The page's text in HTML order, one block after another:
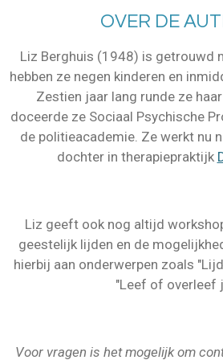
OVER DE
Liz Berghuis (1948) is getrouwd
hebben ze negen kinderen en
Zestien jaar lang runde ze
doceerde ze Sociaal Psychische
de politieacademie. Ze werkt nu
dochter in therapiepraktijk
Liz geeft ook nog altijd
geestelijk lijden en de
hierbij aan onderwerpen zoals
"Leef of overleef
Voor vragen is het mogelijk om